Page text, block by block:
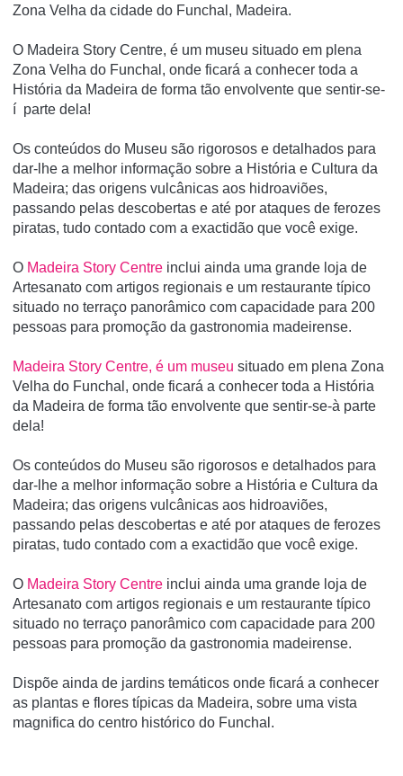
Zona Velha da cidade do Funchal, Madeira.
O Madeira Story Centre, é um museu situado em plena
Zona Velha do Funchal, onde ficará a conhecer toda a
História da Madeira de forma tão envolvente que sentir-se-
í parte dela!
Os conteúdos do Museu são rigorosos e detalhados para
dar-lhe a melhor informação sobre a História e Cultura da
Madeira; das origens vulcânicas aos hidroaviões,
passando pelas descobertas e até por ataques de ferozes
piratas, tudo contado com a exactidão que você exige.
O Madeira Story Centre inclui ainda uma grande loja de
Artesanato com artigos regionais e um restaurante tí­pico
situado no terraço panorâmico com capacidade para 200
pessoas para promoção da gastronomia madeirense.
Madeira Story Centre, é um museu situado em plena Zona
Velha do Funchal, onde ficará a conhecer toda a História
da Madeira de forma tão envolvente que sentir-se-à parte
dela!
Os conteúdos do Museu são rigorosos e detalhados para
dar-lhe a melhor informação sobre a História e Cultura da
Madeira; das origens vulcânicas aos hidroaviões,
passando pelas descobertas e até por ataques de ferozes
piratas, tudo contado com a exactidão que você exige.
O Madeira Story Centre inclui ainda uma grande loja de
Artesanato com artigos regionais e um restaurante típico
situado no terraço panorâmico com capacidade para 200
pessoas para promoção da gastronomia madeirense.
Dispõe ainda de jardins temáticos onde ficará a conhecer
as plantas e flores típicas da Madeira, sobre uma vista
magnifica do centro histórico do Funchal.